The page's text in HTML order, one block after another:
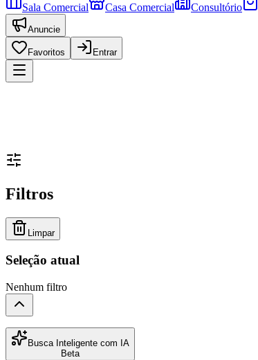
Sala Comercial Casa Comercial Consultório
Anuncie
Favoritos Entrar
Filtros
Limpar
Seleção atual
Nenhum filtro
Busca Inteligente com IA
Beta